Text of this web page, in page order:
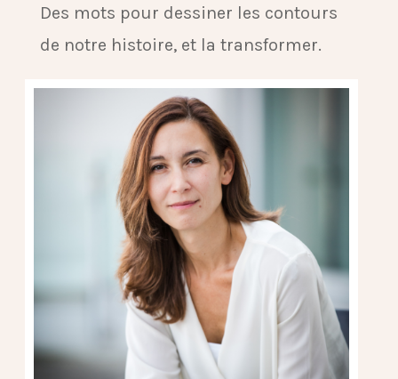
Des mots pour dessiner les contours
de notre histoire, et la transformer.